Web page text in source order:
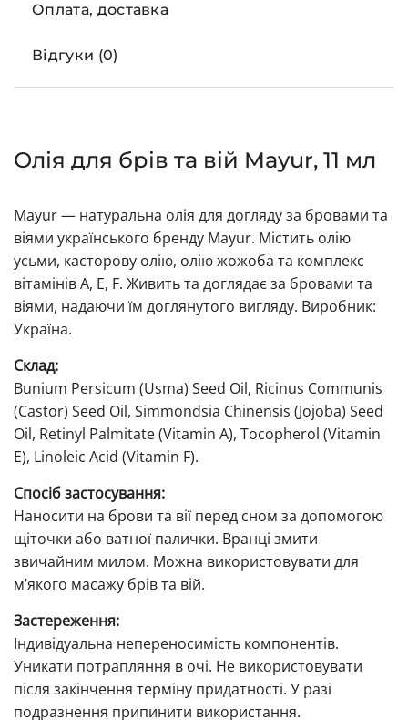
Оплата, доставка
Відгуки (0)
Олія для брів та вій Mayur, 11 мл
Mayur — натуральна олія для догляду за бровами та
віями українського бренду Mayur. Містить олію
усьми, касторову олію, олію жожоба та комплекс
вітамінів A, E, F. Живить та доглядає за бровами та
віями, надаючи їм доглянутого вигляду. Виробник:
Україна.
Склад:
Bunium Persicum (Usma) Seed Oil, Ricinus Communis
(Castor) Seed Oil, Simmondsia Chinensis (Jojoba) Seed
Oil, Retinyl Palmitate (Vitamin A), Tocopherol (Vitamin
E), Linoleic Acid (Vitamin F).
Спосіб застосування:
Наносити на брови та вії перед сном за допомогою
щіточки або ватної палички. Вранці змити
звичайним милом. Можна використовувати для
м’якого масажу брів та вій.
Застереження:
Індивідуальна непереносимість компонентів.
Уникати потрапляння в очі. Не використовувати
після закінчення терміну придатності. У разі
подразнення припинити використання.